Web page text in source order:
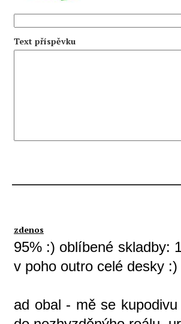
Text příspěvku
zdenos
95% :) oblíbené skladby:
v poho outro celé desky :)
ad obal - mě se